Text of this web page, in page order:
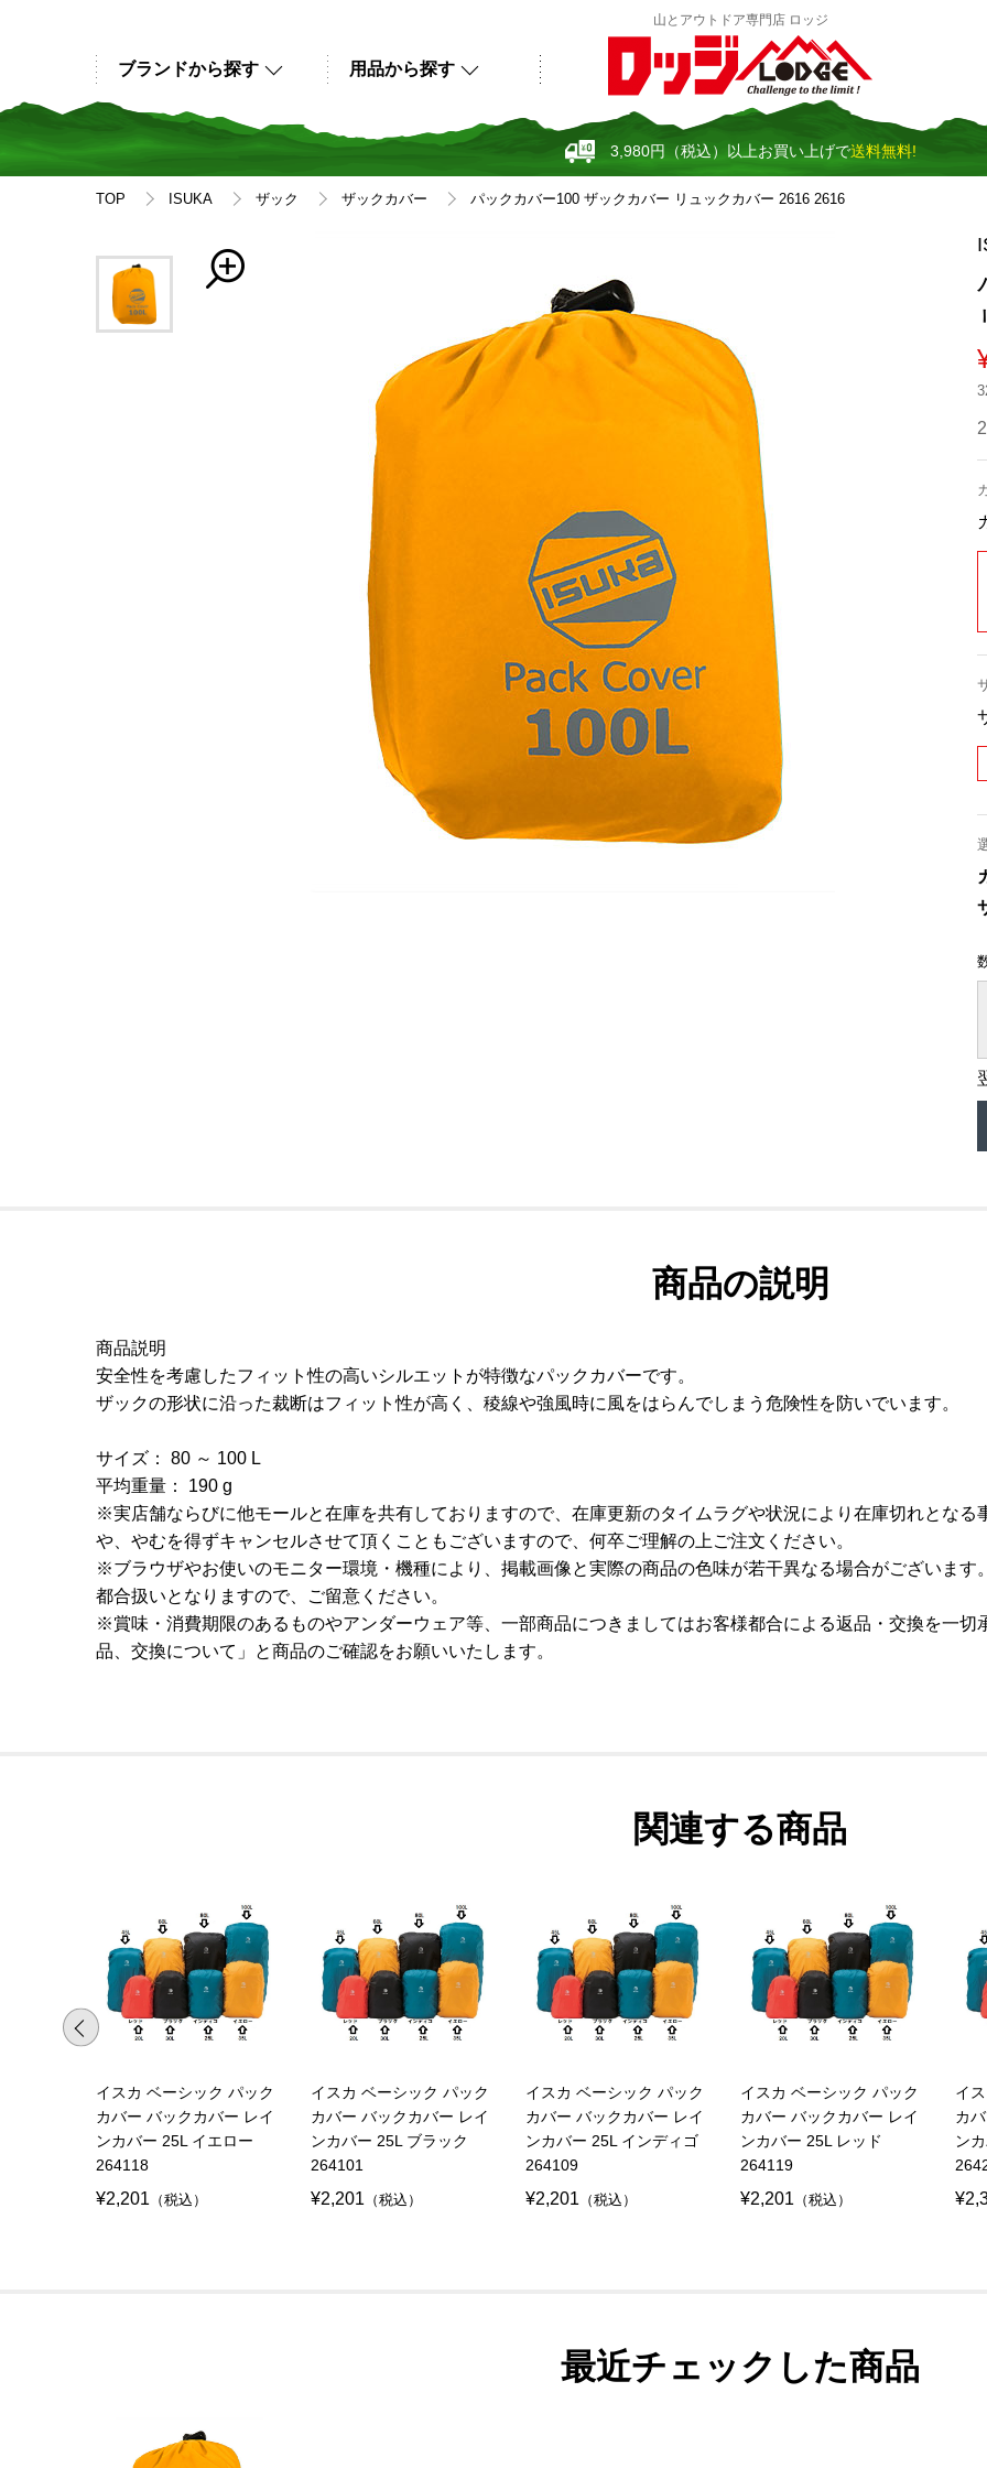
山とアウトドア専門店 ロッジ
3,980円（税込）以上お買い上げで送料無料!
用品から探す
ブランドから探す
TOP ISUKA ザック ザックカバー パックカバー100 ザックカバー リュックカバー 2616 2616
商品の説明
商品説明
安全性を考慮したフィット性の高いシルエットが特徴なパックカバーです。
ザックの形状に沿った裁断はフィット性が高く、稜線や強風時に風をはらんでしまう危険性を防いでいます。
サイズ： 80 ～ 100 L
平均重量： 190 g
※実店舗ならびに他モールと在庫を共有しておりますので、在庫更新のタイムラグや状況により在庫切れとな
や、やむを得ずキャンセルさせて頂くこともございますので、何卒ご理解の上ご注文ください。
※ブラウザやお使いのモニター環境・機種により、掲載画像と実際の商品の色味が若干異なる場合がございま
都合扱いとなりますので、ご留意ください。
※賞味・消費期限のあるものやアンダーウェア等、一部商品につきましてはお客様都合による返品・交換を一
品、交換について」と商品のご確認をお願いいたします。
関連する商品
イスカ ベーシック パック
カバー バックカバー レイ
ンカバー 25L イエロー
264118
¥2,201 （税込）
イスカ ベーシック パック
カバー バックカバー レイ
ンカバー 25L ブラック
264101
¥2,201 （税込）
イスカ ベーシック パック
カバー バックカバー レイ
ンカバー 25L インディゴ
264109
¥2,201 （税込）
イスカ ベーシック パック
カバー バックカバー レイ
ンカバー 25L レッド
264119
¥2,201 （税込）
イ
カ
ン
最近チェックした商品